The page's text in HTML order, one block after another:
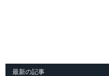
最新の記事